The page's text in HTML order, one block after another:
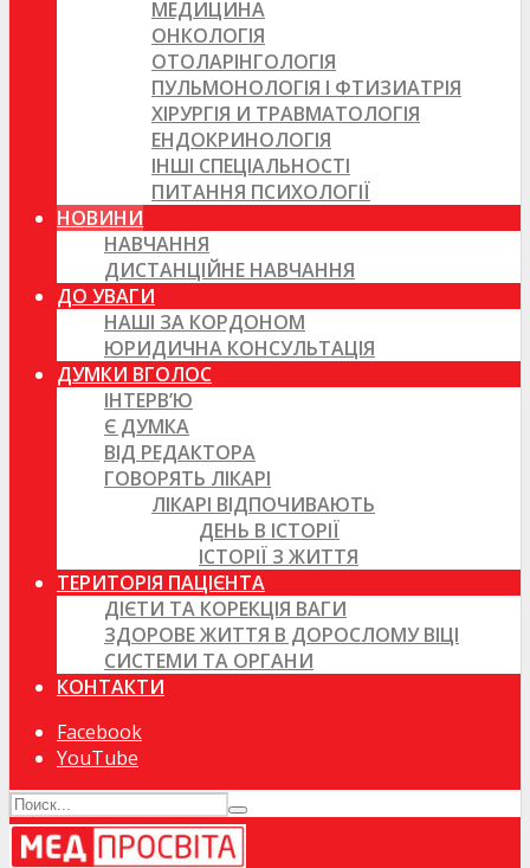
МЕДИЦИНА
ОНКОЛОГІЯ
ОТОЛАРІНГОЛОГІЯ
ПУЛЬМОНОЛОГІЯ І ФТИЗИАТРІЯ
ХІРУРГІЯ И ТРАВМАТОЛОГІЯ
ЕНДОКРИНОЛОГІЯ
ІНШІ СПЕЦІАЛЬНОСТІ
ПИТАННЯ ПСИХОЛОГІЇ
НОВИНИ
НАВЧАННЯ
ДИСТАНЦІЙНЕ НАВЧАННЯ
ДО УВАГИ
НАШІ ЗА КОРДОНОМ
ЮРИДИЧНА КОНСУЛЬТАЦІЯ
ДУМКИ ВГОЛОС
ІНТЕРВ’Ю
Є ДУМКА
ВІД РЕДАКТОРА
ГОВОРЯТЬ ЛІКАРІ
ЛІКАРІ ВІДПОЧИВАЮТЬ
ДЕНЬ В ІСТОРІЇ
ІСТОРІЇ З ЖИТТЯ
ТЕРИТОРІЯ ПАЦІЄНТА
ДІЄТИ ТА КОРЕКЦІЯ ВАГИ
ЗДОРОВЕ ЖИТТЯ В ДОРОСЛОМУ ВІЦІ
СИСТЕМИ ТА ОРГАНИ
КОНТАКТИ
Facebook
YouTube